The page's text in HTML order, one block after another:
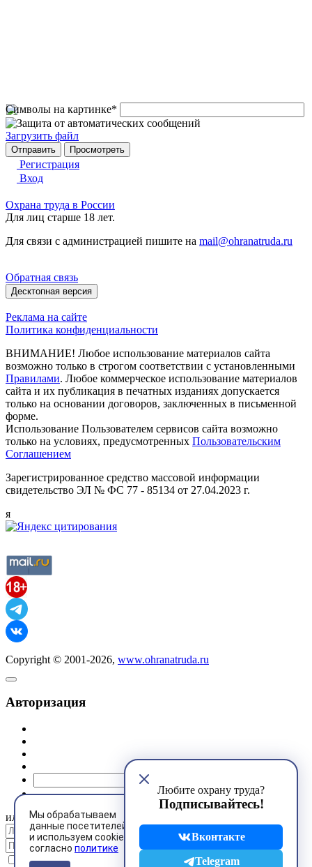
Символы на картинке*
Загрузить файл
Регистрация
Вход
Мы обрабатываем
данные посетителей
и используем cookies
согласно политике
Любите охрану труда?
Подписывайтесь!
Вконтакте
Telegram
Охрана труда в России
Для лиц старше 18 лет.
Для связи с администрацией пишите на mail@ohranatruda.ru
Обратная связь
Десктопная версия
Реклама на сайте
Политика конфиденциальности
ВНИМАНИЕ! Любое использование материалов сайта
возможно только в строгом соответствии с установленными
Правилами. Любое коммерческое использование материалов
сайта и их публикация в печатных изданиях допускается
только на основании договоров, заключенных в письменной
форме.
Использование Пользователем сервисов сайта возможно
только на условиях, предусмотренных Пользовательским
Соглашением
Зарегистрированное средство массовой информации
свидетельство ЭЛ № ФС 77 - 85134 от 27.04.2023 г.
я
Copyright © 2001-2026, www.ohranatruda.ru
Авторизация
или
Запомнить меня